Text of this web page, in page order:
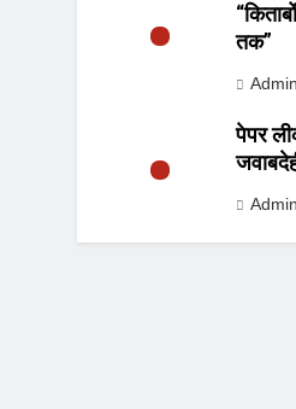
तक”
Admin
पेपर
Admin